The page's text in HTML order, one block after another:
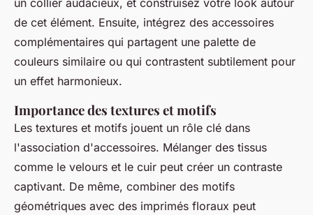
de cet élément. Ensuite, intégrez des accessoires
complémentaires qui partagent une palette de
couleurs similaire ou qui contrastent subtilement pour
un effet harmonieux.
Importance des textures et motifs
Les textures et motifs jouent un rôle clé dans
l'association d'accessoires. Mélanger des tissus
comme le velours et le cuir peut créer un contraste
captivant. De même, combiner des motifs
géométriques avec des imprimés floraux peut